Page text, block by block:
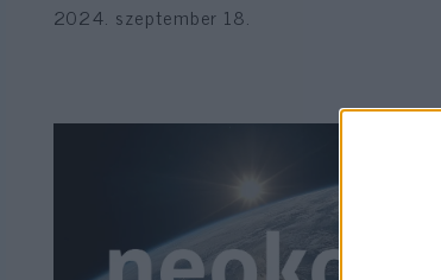
2024. szeptember 18.